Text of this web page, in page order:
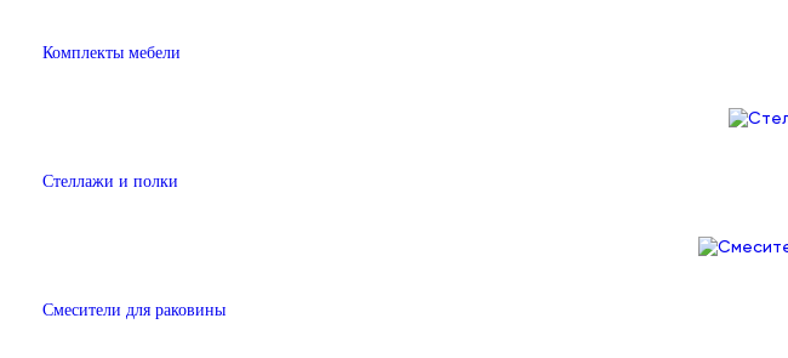
Комплекты мебели
Стеллажи и полки
Смесители для раковины